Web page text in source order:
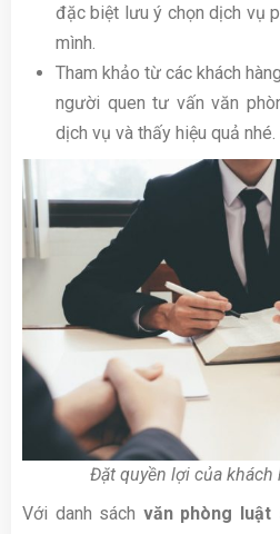
đặc biệt lưu ý chọn dịch vụ
mình.
Tham khảo từ các khách
người quen tư vấn văn
dịch vụ và thấy hiệu quả nhé.
Đặt quyền lợi của khách
Với danh sách văn phòng luật